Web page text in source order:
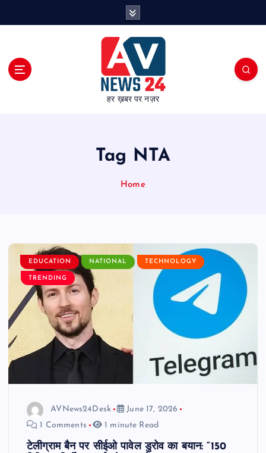
हर ख़बर पर नज़र
Tag NTA
Home
EDUCATION NATIONAL TECHNOLOGY
TRENDING
AVNews24Desk
June 17, 2026
1 Comments
1 minute Read
टेलीग्राम बैन पर सीईओ पावेल डुरोव का बयान: “150